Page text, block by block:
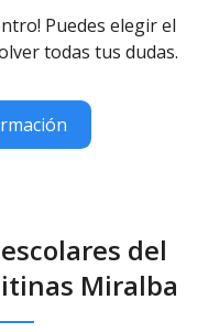
Puedes elegir el
todas tus dudas.
del
Miralba